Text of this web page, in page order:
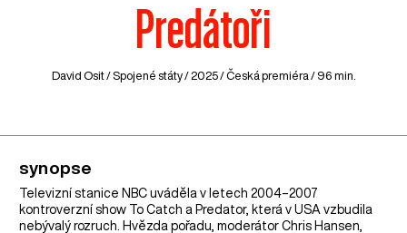
Predátoři
David Osit / Spojené státy/ 2025 / Česká premiéra / 96 min.
synopse
Televizní stanice NBC uváděla v letech 2004–2007
kontroverzní show To Catch a Predator, která v USA vzbudila
nebývalý rozruch. Hvězda pořadu, moderátor Chris Hansen,